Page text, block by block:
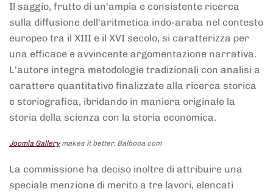
Il saggio, frutto di un'ampia e consistente ricerca
sulla diffusione dell'aritmetica indo-araba nel contesto
europeo tra il XIII e il XVI secolo, si caratterizza per
una efficace e avvincente argomentazione narrativa.
L'autore integra metodologie tradizionali con analisi a
carattere quantitativo finalizzate alla ricerca storica
e storiografica, ibridando in maniera originale la
storia della scienza con la storia economica.
Joomla Gallerymakes it better. Balbooa.com
La commissione ha deciso inoltre di attribuire una
speciale menzione di merito a tre lavori, elencati